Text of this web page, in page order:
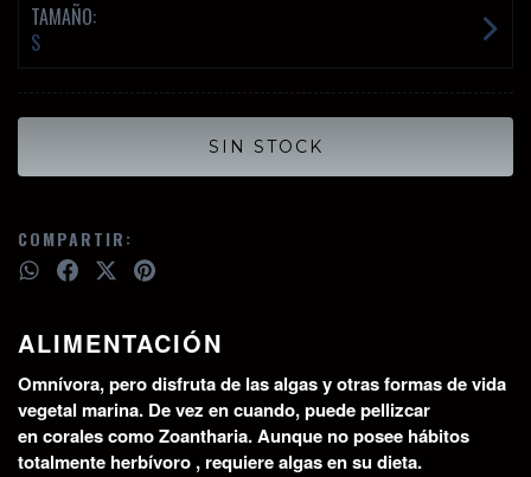
TAMAÑO:
S
COMPARTIR:
ALIMENTACIÓN
Omnívora, pero disfruta de las algas y otras formas de vida
vegetal marina. De vez en cuando, puede pellizcar
en corales como Zoantharia. Aunque no posee hábitos
totalmente herbívoro , requiere algas en su dieta.